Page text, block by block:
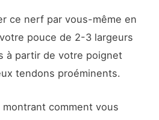
ce nerf par vous-même en
pouce de 2-3 largeurs
à partir de votre poignet
tendons proéminents.
comment vous